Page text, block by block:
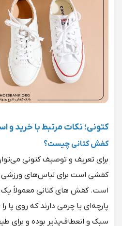
کتونی؛ نکات مرتبط با خرید و
کفش کتانی چیست؟
برای تعریف و توصیفکتونی
کفشی است برای لباس‌های ورزشی
است. کفش های کتانی معمولاً یک
پارچه‌ای یا چرمی دارند که روی
سبک و انعطاف‌پذیر بوده و برای